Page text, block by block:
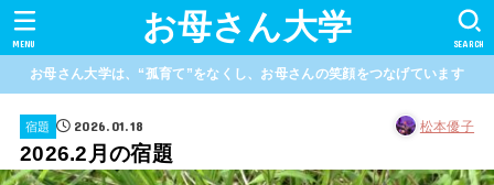
お母さん大学 SEARCH
MENU
お母さん大学は、“孤育て”をなくし、お母さんの笑顔をつなげています
宿題 2026.01.18 松本優子
2026.2月の宿題